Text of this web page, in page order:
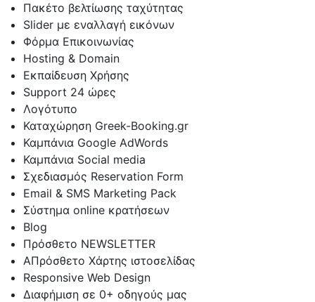
Πακέτο βελτίωσης ταχύτητας
Slider με εναλλαγή εικόνων
Φόρμα Επικοινωνίας
Hosting & Domain
Εκπαίδευση Χρήσης
Support 24 ώρες
Λογότυπο
Καταχώρηση Greek-Booking.gr
Καμπάνια Google AdWords
Καμπάνια Social media
Σχεδιασμός Reservation Form
Email & SMS Marketing Pack
Σύστημα online κρατήσεων
Blog
Πρόσθετο NEWSLETTER
ΑΠρόσθετο Χάρτης ιστοσελίδας
Responsive Web Design
Διαφήμιση σε 0+ οδηγούς μας